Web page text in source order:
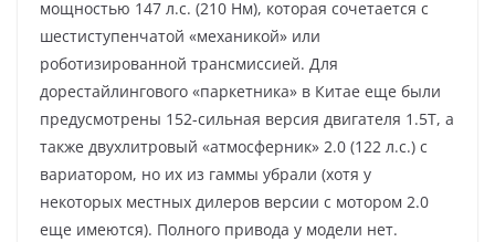
мощностью 147 л.с. (210 Нм), которая сочетается с
шестиступенчатой «механикой» или
роботизированной трансмиссией. Для
дорестайлингового «паркетника» в Китае еще были
предусмотрены 152-сильная версия двигателя 1.5T, а
также двухлитровый «атмосферник» 2.0 (122 л.с.) с
вариатором, но их из гаммы убрали (хотя у
некоторых местных дилеров версии с мотором 2.0
еще имеются). Полного привода у модели нет.